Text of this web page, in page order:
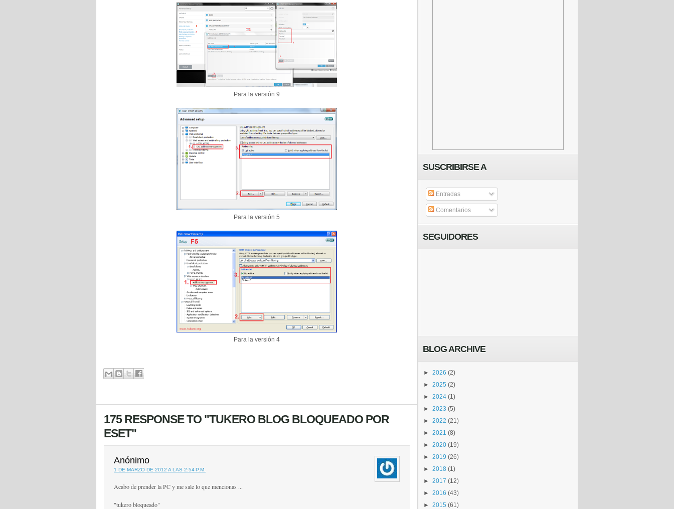
Para la versión 9
Para la versión 5
Para la versión 4
175 RESPONSE TO "TUKERO BLOG BLOQUEADO POR
ESET"
Anónimo
1 DE MARZO DE 2012 A LAS 2:54 P.M.
Acabo de prender la PC y me sale lo que mencionas ...
"tukero bloqueado"
SUSCRIBIRSE A
Entradas
Comentarios
SEGUIDORES
BLOG ARCHIVE
► 2026 (2)
► 2025 (2)
► 2024 (1)
► 2023 (5)
► 2022 (21)
► 2021 (8)
► 2020 (19)
► 2019 (26)
► 2018 (1)
► 2017 (12)
► 2016 (43)
► 2015 (61)